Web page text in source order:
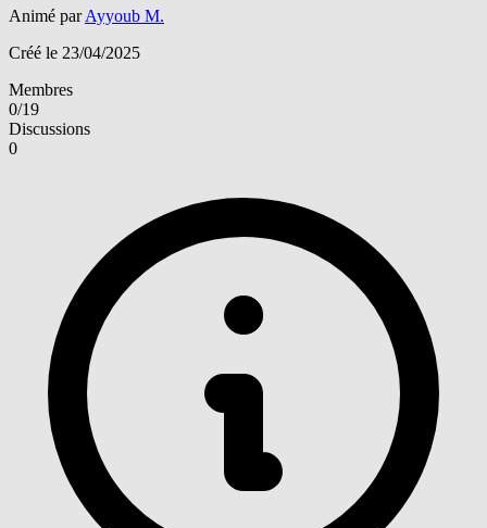
Animé parAyyoub M.
Créé le 23/04/2025
Membres
0/19
Discussions
0